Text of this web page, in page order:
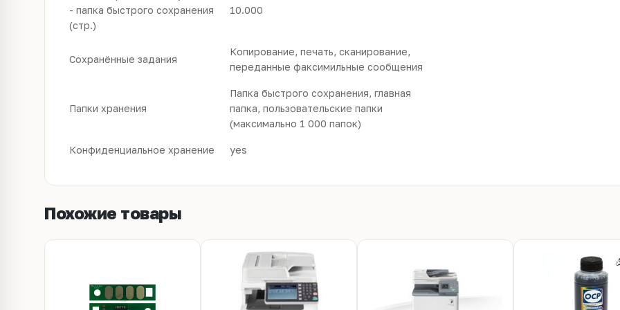
- папка быстрого сохранения
(стр.)
10.000
Сохранённые задания
Копирование, печать, сканирование,
переданные факсимильные сообщения
Папки хранения
Папка быстрого сохранения, главная
папка, пользовательские папки
(максимально 1 000 папок)
Конфиденциальное хранение yes
Похожие товары